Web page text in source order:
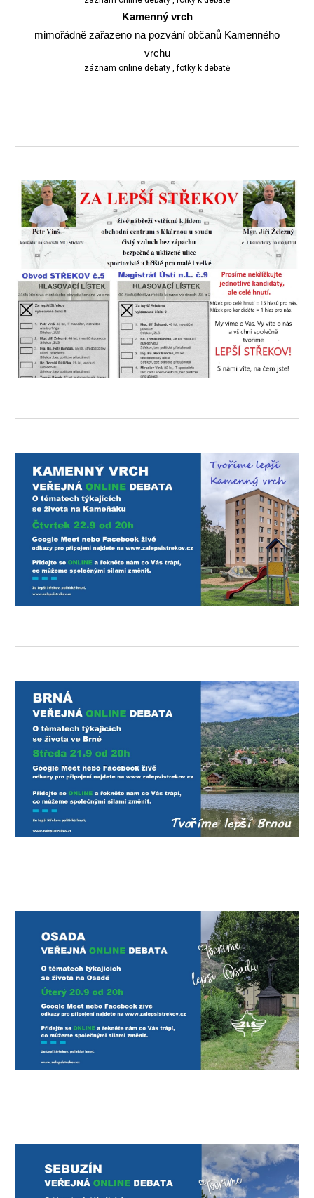
Kamenný vrch
mimořádně zařazeno na pozvání občanů Kamenného
vrchu
záznam online debaty ,fotky k debatě